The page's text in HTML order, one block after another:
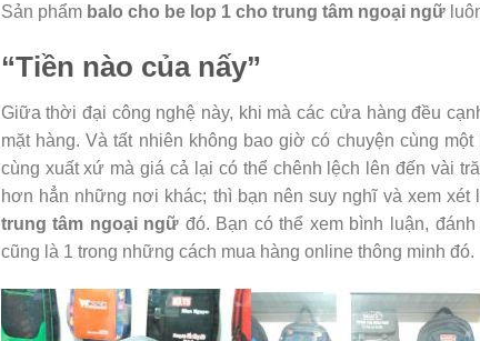
Sản phẩm balo cho be lop 1 cho trung tâm ngoại ngữ
“Tiền nào của nấy”
Giữa thời đại công nghệ này, khi mà các cửa hàng đều
mặt hàng. Và tất nhiên không bao giờ có chuyện cùng một
cùng xuất xứ mà giá cả lại có thể chênh lệch lên đến vài
hơn hẳn những nơi khác; thì bạn nên suy nghĩ và xem
trung tâm ngoại ngữ đó. Bạn có thể xem bình luận,
cũng là 1 trong những cách mua hàng online thông minh đó.